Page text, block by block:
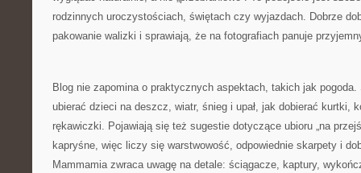
rodzinnych uroczystościach, świętach czy wyjazdach. Dobrze
pakowanie walizki i sprawiają, że na fotografiach panuje
Blog nie zapomina o praktycznych aspektach, takich jak
ubierać dzieci na deszcz, wiatr, śnieg i upał, jak dobierać kurtki,
rękawiczki. Pojawiają się też sugestie dotyczące ubioru „na
kapryśne, więc liczy się warstwowość, odpowiednie skarpety i
Mammamia zwraca uwagę na detale: ściągacze, kaptury,